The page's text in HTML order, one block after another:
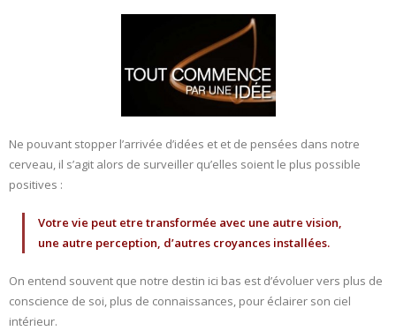
Ne pouvant stopper l’arrivée d’idées et et de pensées dans notre
cerveau, il s’agit alors de surveiller qu’elles soient le plus possible
positives :
Votre vie peut etre transformée avec une autre vision,
une autre perception, d’autres croyances installées.
On entend souvent que notre destin ici bas est d’évoluer vers plus de
conscience de soi, plus de connaissances, pour éclairer son ciel
intérieur.